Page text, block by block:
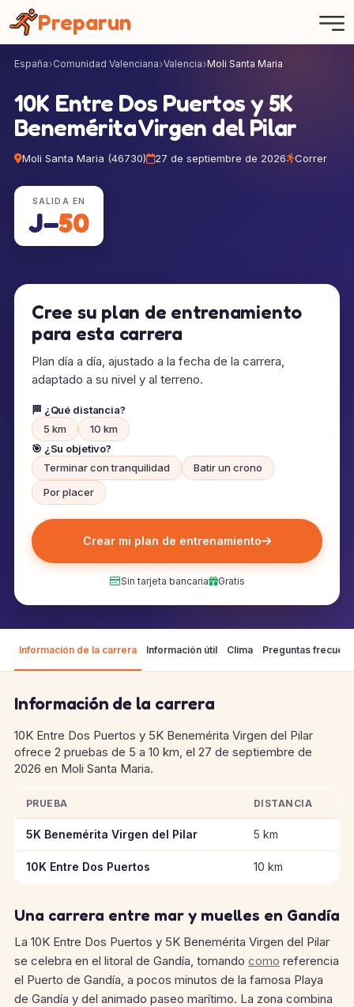
Preparun
España Comunidad Valenciana Valencia Moli Santa Maria
10K Entre Dos Puertos y 5K
Benemérita Virgen del Pilar
Moli Santa Maria (46730) 27 de septiembre de 2026 Correr
SALIDA EN
J−50
Cree su plan de entrenamiento
para esta carrera
Plan día a día, ajustado a la fecha de la carrera,
adaptado a su nivel y al terreno.
🏁 ¿Qué distancia?
5 km
10 km
🎯 ¿Su objetivo?
Terminar con tranquilidad
Batir un crono
Por placer
Crear mi plan de entrenamiento
Sin tarjeta bancaria Gratis
Información de la carrera Información útil Clima Preguntas
Información de la carrera
10K Entre Dos Puertos y 5K Benemérita Virgen del Pilar
ofrece 2 pruebas de 5 a 10 km, el 27 de septiembre de
2026 en Moli Santa Maria.
Información clave de las pruebas de 10K Entre Dos Puertos
PRUEBA DISTANCIA
5K Benemérita Virgen del Pilar 5 km
10K Entre Dos Puertos 10 km
Una carrera entre mar y muelles en Gandía
La 10K Entre Dos Puertos y 5K Benemérita Virgen del Pilar
se celebra en el litoral de Gandía, tomando como referencia
el Puerto de Gandía, a pocos minutos de la famosa Playa
de Gandía y del animado paseo marítimo. La zona combina
Panel de gestión de cookies